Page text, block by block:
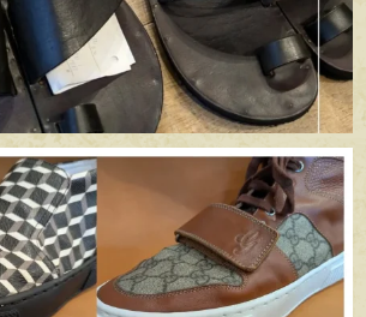
apego_handmade_shoemaker
6月 29